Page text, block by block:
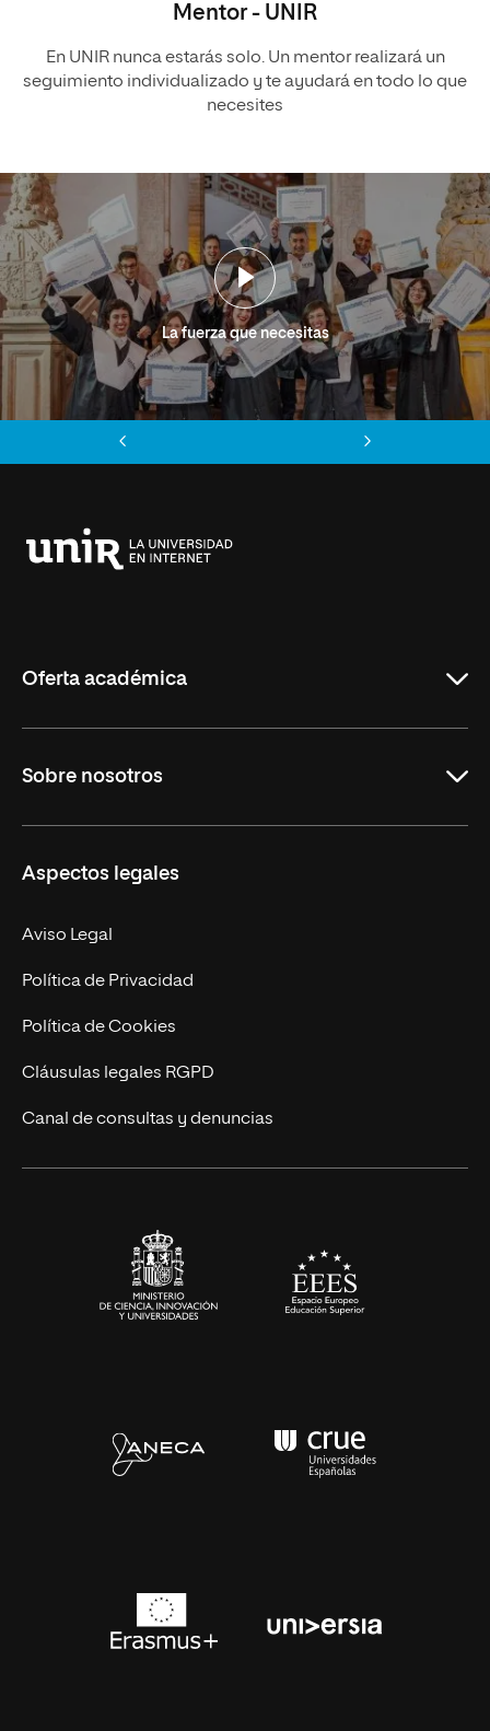
Mentor - UNIR
En UNIR nunca estarás solo. Un mentor realizará un
seguimiento individualizado y te ayudará en todo lo que
necesites
La fuerza que necesitas
Oferta académica
Másteres Oficiales
Doctorados
Experto Universitario
Postgrados
Cursos Universitarios
Sobre nosotros
Facultades
Nuestro Equipo
Trabaja en UNIR
Actualidad
UNIR Revista
Eventos
Aspectos legales
Aviso Legal
Política de Privacidad
Política de Cookies
Cláusulas legales RGPD
Canal de consultas y denuncias